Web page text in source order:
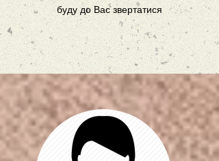
буду до Вас звертатися